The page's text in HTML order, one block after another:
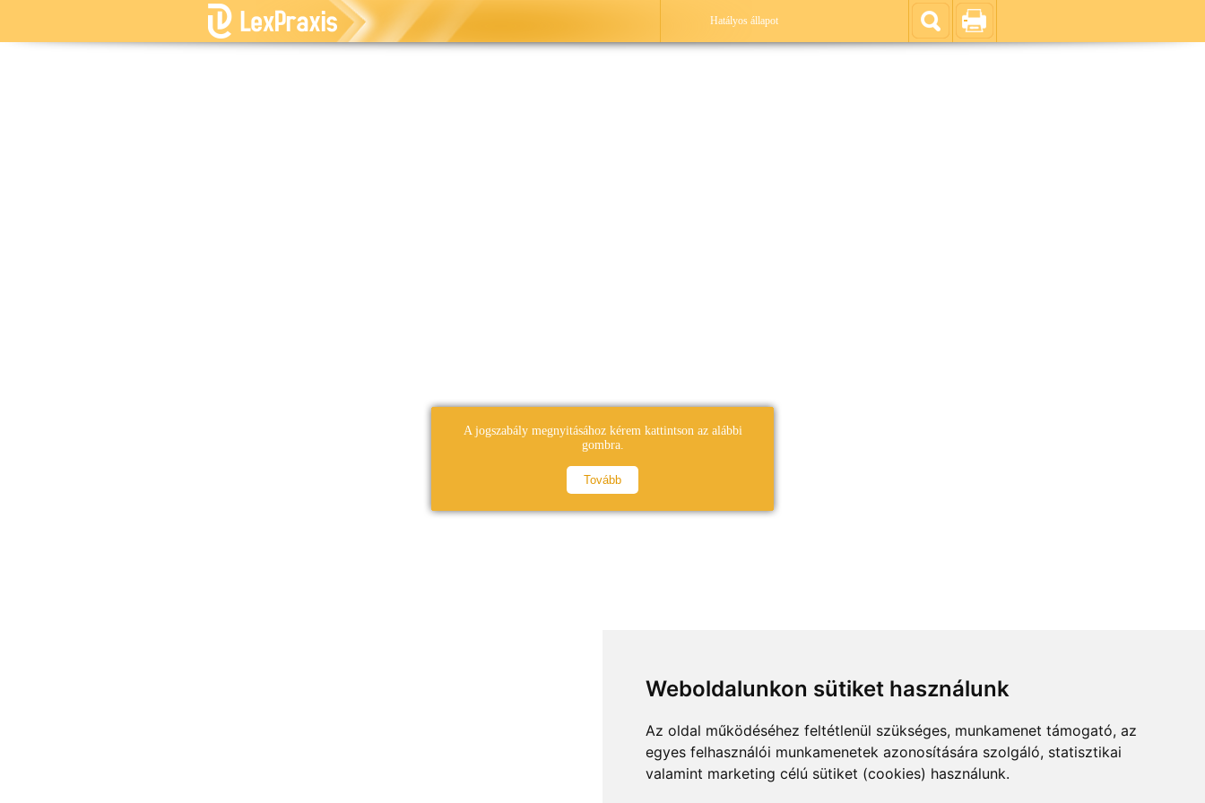
Weboldalunkon sütiket használunk
Az oldal működéséhez feltétlenül szükséges, munkamenet támogató, az
egyes felhasználói munkamenetek azonosítására szolgáló, statisztikai
valamint marketing célú sütiket (cookies) használunk.
Hatályos állapot
A jogszabály megnyitásához kérem kattintson az alábbi
gombra.
Tovább